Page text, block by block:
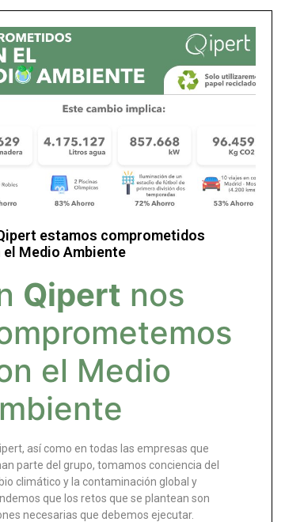
estamos comprometidos
el Medio Ambiente
Qipert nos
el Medio
así como en todas las empresas que
parte del grupo, tomamos conciencia del
climático y la contaminación global y
que los retos que se plantean son
necesarias que debemos ejecutar.